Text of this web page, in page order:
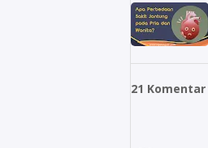
21 Komentar